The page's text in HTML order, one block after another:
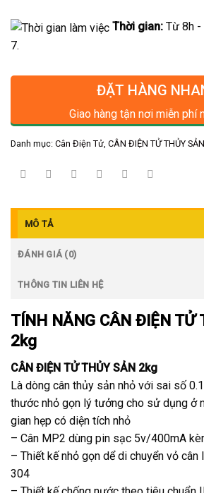
Thời gian: Từ 8h
7.
ĐẶT HÀNG
Giao hàng tận nơi miễn phí
Danh mục: Cân Điện Tử, CÂN ĐIỆN TỬ THỦY SẢN
MÔ TẢ
ĐÁNH GIÁ (0)
THÔNG TIN LIÊN HỆ
TÍNH NĂNG CÂN ĐIỆN TỬ
2kg
CÂN ĐIỆN TỬ THỦY SẢN 2kg
Là dòng cân thủy sản nhỏ với sai số
thước nhỏ gọn lý tưởng cho sử dụng ở
gian hẹp có diện tích nhỏ
– Cân MP2 dùng pin sạc 5v/400mA
– Thiết kế nhỏ gọn dể di chuyển vỏ cân
304